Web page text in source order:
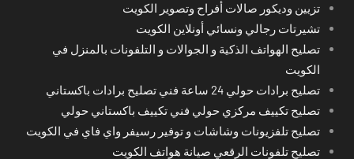
تزيين وديكور صالات أفراح وتصوير الكويت
تشيرتات رجالي ونسائي أونلاين الكويت
تصليح الهواتف الذكية و الجوالات و التلفونات بالمنزل في
الكويت
تصليح برادات حولي 24 ساعة فني تصليح برادات باكستاني
تصليح تكييف مركزي حولي فني تكييف باكستاني حولي
تصليح تلفزيونات وشاشات و توفير رسيفر واي فاي في الكويت
تصليح تلفونات الرقعي صيانة هواتف الكويت